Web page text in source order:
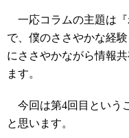
一応コラムの主題は
で、僕のささやかな経
にささやかながら情報
ます。
今回は第4回目という
と思います。